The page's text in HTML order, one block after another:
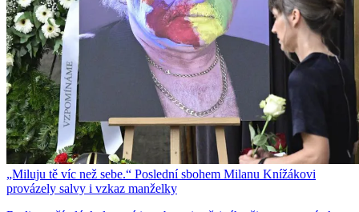
„Miluju tě víc než sebe.“ Poslední sbohem Milanu Knížákovi
provázely salvy i vzkaz manželky